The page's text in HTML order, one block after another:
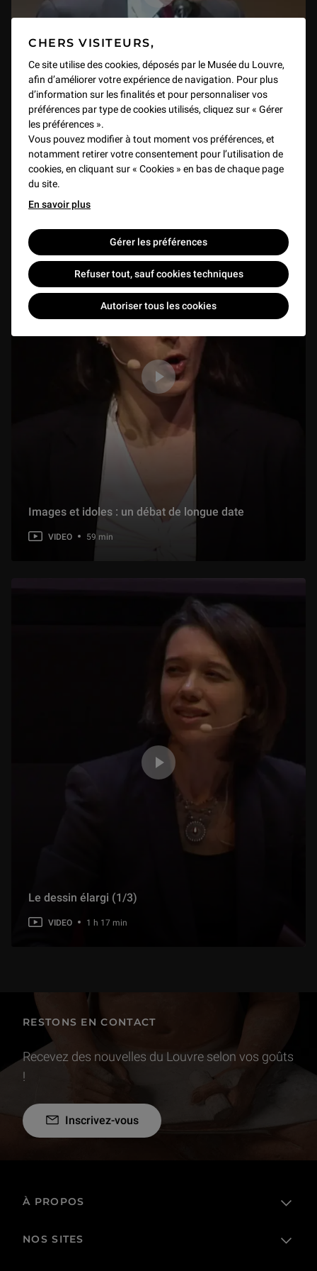
CHERS VISITEURS,
Ce site utilise des cookies, déposés par le Musée du Louvre,
afin d’améliorer votre expérience de navigation. Pour plus
d’information sur les finalités et pour personnaliser vos
préférences par type de cookies utilisés, cliquez sur « Gérer
les préférences ».
Vous pouvez modifier à tout moment vos préférences, et
notamment retirer votre consentement pour l’utilisation de
cookies, en cliquant sur « Cookies » en bas de chaque page
du site.
En savoir plus
Gérer les préférences
Refuser tout, sauf cookies techniques
Autoriser tous les cookies
"Enfermer et punir", par Robert Badinter
VIDEO 1 h 24 min
Images et idoles : un débat de longue date
VIDEO 59 min
Le dessin élargi (1/3)
VIDEO 1 h 17 min
RESTONS EN CONTACT
Recevez des nouvelles du Louvre selon vos goûts
!
Inscrivez-vous
À PROPOS
L'établissement public
NOS SITES